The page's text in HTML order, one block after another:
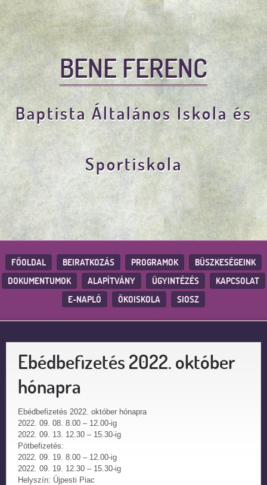
BENE FERENC
Baptista Általános Iskola és
Sportiskola
FŐOLDAL BEIRATKOZÁS PROGRAMOK
BÜSZKESÉGEINK
DOKUMENTUMOK
ALAPÍTVÁNY ÜGYINTÉZÉS
KAPCSOLAT
E-NAPLÓ
ÖKOISKOLA SIOSZ
Ebédbefizetés 2022. október
hónapra
Ebédbefizetés 2022. október hónapra
2022. 09. 08. 8.00 – 12.00-ig
2022. 09. 13. 12.30 – 15.30-ig
Pótbefizetés:
2022. 09. 19. 8.00 – 12.00-ig
2022. 09. 19. 12.30 – 15.30-ig
Helyszín: Újpesti Piac